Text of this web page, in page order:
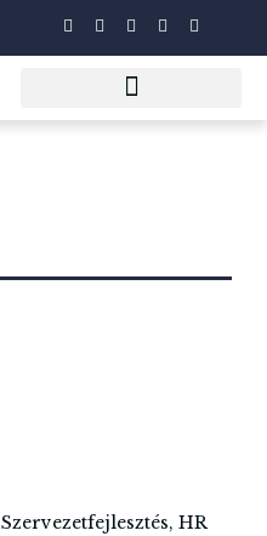
Szervezetfejlesztés, HR